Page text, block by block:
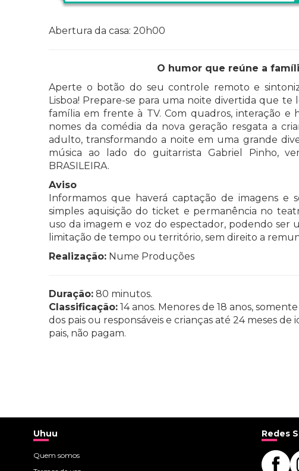
Abertura da casa: 20h00
O humor que reúne a
Aperte o botão do seu controle remoto e
Lisboa! Prepare-se para uma noite divertida que te
família em frente à TV. Com quadros, interação e
nomes da comédia da nova geração resgata a
adulto, transformando a noite em uma grande
música ao lado do guitarrista Gabriel Pinho,
BRASILEIRA.
Aviso
Informamos que haverá captação de imagens e
simples aquisição do ticket e permanência no
uso da imagem e voz do espectador, podendo ser
limitação de tempo ou território, sem direito a
Realização: Nume Produções
Duração: 80 minutos.
Classificação: 14 anos. Menores de 18 anos,
dos pais ou responsáveis e crianças até 24 meses
pais, não pagam.
Uhuu
Quem somos
Redes